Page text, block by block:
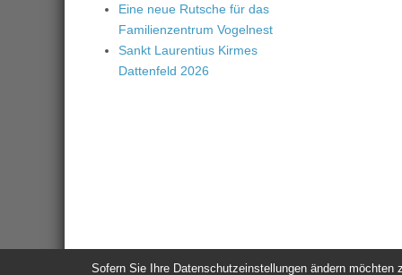
Eine neue Rutsche für das
Familienzentrum Vogelnest
Sankt Laurentius Kirmes
Dattenfeld 2026
Sofern Sie Ihre Datenschutzeinstellungen ändern